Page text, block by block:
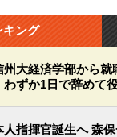
キング
州大経済学部から就
わずか1日で辞めて
人指揮官誕生へ 森